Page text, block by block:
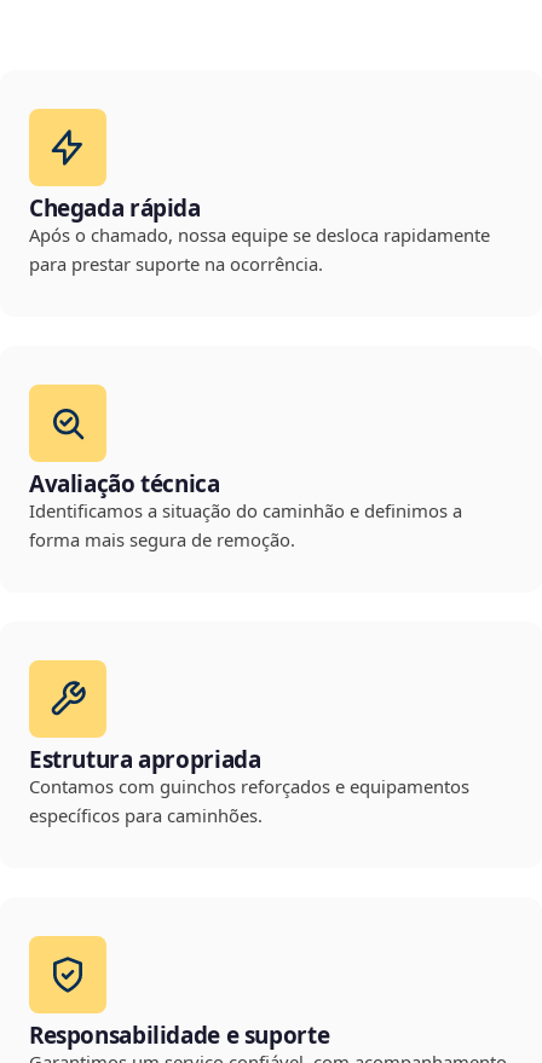
Chegada rápida
Após o chamado, nossa equipe se desloca rapidamente
para prestar suporte na ocorrência.
Avaliação técnica
Identificamos a situação do caminhão e definimos a
forma mais segura de remoção.
Estrutura apropriada
Contamos com guinchos reforçados e equipamentos
específicos para caminhões.
Responsabilidade e suporte